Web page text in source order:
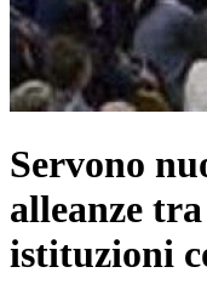
Servono
alleanze
istituzioni